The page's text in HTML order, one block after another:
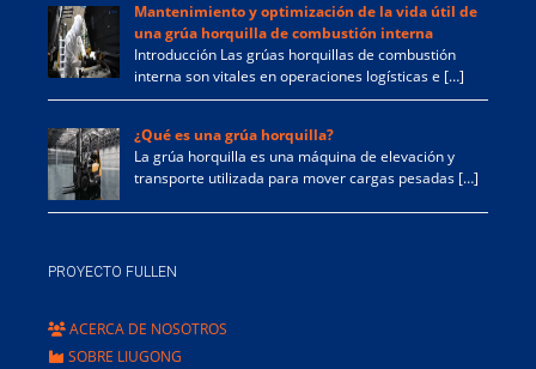
Mantenimiento y optimización de la vida útil de
una grúa horquilla de combustión interna
Introducción Las grúas horquillas de combustión
interna son vitales en operaciones logísticas e […]
¿Qué es una grúa horquilla?
La grúa horquilla es una máquina de elevación y
transporte utilizada para mover cargas pesadas […]
PROYECTO FULLEN
ACERCA DE NOSOTROS
SOBRE LIUGONG